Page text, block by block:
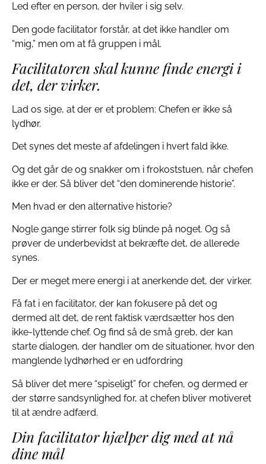
Led efter en person, der hviler i sig selv.
Den gode facilitator forstår, at det ikke handler om
“mig,” men om at få gruppen i mål.
Facilitatoren skal kunne finde energi i
det, der virker.
Lad os sige, at der er et problem: Chefen er ikke så
lydhør.
Det synes det meste af afdelingen i hvert fald ikke.
Og det går de og snakker om i frokoststuen, når chefen
ikke er der. Så bliver det “den dominerende historie”.
Men hvad er den alternative historie?
Nogle gange stirrer folk sig blinde på noget. Og så
prøver de underbevidst at bekræfte det, de allerede
synes.
Der er meget mere energi i at anerkende det, der virker.
Få fat i en facilitator, der kan fokusere på det og
dermed alt det, de rent faktisk værdsætter hos den
ikke-lyttende chef. Og find så de små greb, der kan
starte dialogen, der handler om de situationer, hvor den
manglende lydhørhed er en udfordring
Så bliver det mere “spiseligt” for chefen, og dermed er
der større sandsynlighed for, at chefen bliver motiveret
til at ændre adfærd.
Din facilitator hjælper dig med at nå
dine mål